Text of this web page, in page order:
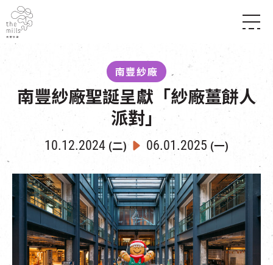
媒體中心
南豐店堂
商店
活動場地
所有活動
世界之約
導賞團
體驗走進南豐紗廠
CHAT六廠
南豐作坊
其他體驗
到訪我們
開放時間及位置
穿梭巴士服務
停車場
NF TOUCH
南豐紗廠
南豐紗廠聖誕呈獻「紗廠薑餅人
派對」
10.12.2024 (二) 06.01.2025 (一)